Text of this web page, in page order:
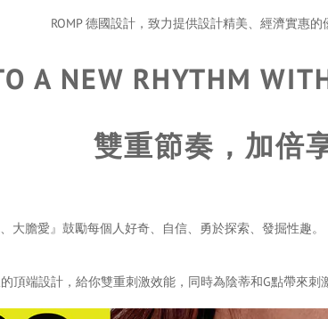
ROMP 德國設計，致力提供設計精美、經濟實惠的
A NEW RHYTHM
雙重節奏，加倍
、大膽愛』鼓勵每個人好奇、自信、勇於探索、發掘性趣
的頂端設計，給你雙重刺激效能，同時為陰蒂和G點帶來刺